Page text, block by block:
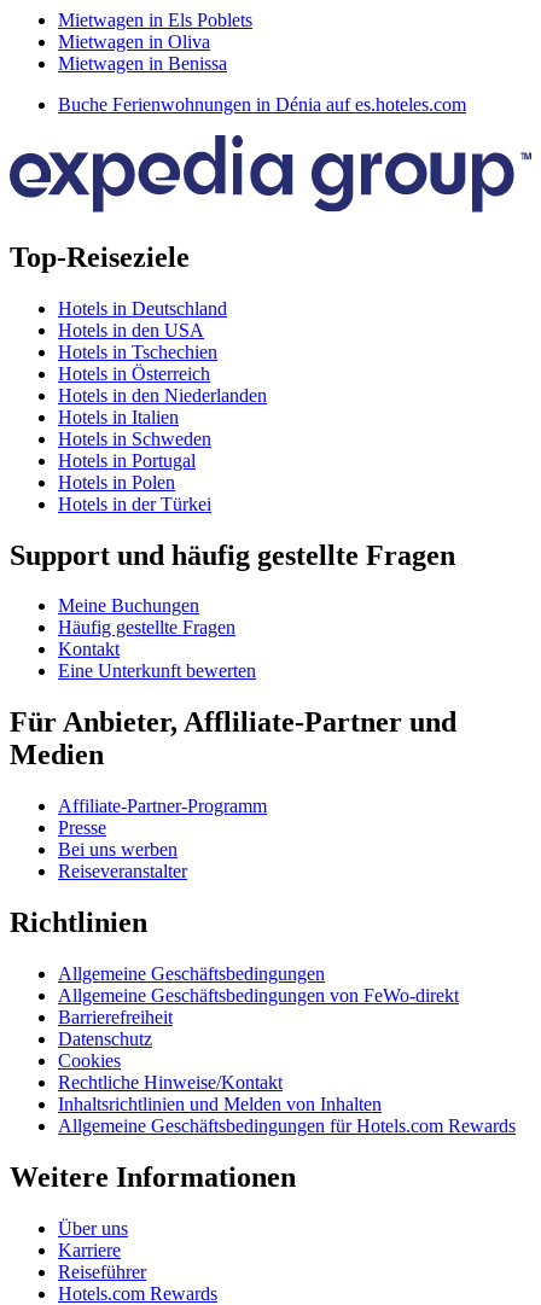
Mietwagen in Els Poblets
Mietwagen in Oliva
Mietwagen in Benissa
Buche Ferienwohnungen in Dénia auf es.hoteles.com
Top-Reiseziele
Hotels in Deutschland
Hotels in den USA
Hotels in Tschechien
Hotels in Österreich
Hotels in den Niederlanden
Hotels in Italien
Hotels in Schweden
Hotels in Portugal
Hotels in Polen
Hotels in der Türkei
Support und häufig gestellte Fragen
Meine Buchungen
Häufig gestellte Fragen
Kontakt
Eine Unterkunft bewerten
Für Anbieter, Affliliate-Partner und
Medien
Affiliate-Partner-Programm
Presse
Bei uns werben
Reiseveranstalter
Richtlinien
Allgemeine Geschäftsbedingungen
Allgemeine Geschäftsbedingungen von FeWo-direkt
Barrierefreiheit
Datenschutz
Cookies
Rechtliche Hinweise/Kontakt
Inhaltsrichtlinien und Melden von Inhalten
Allgemeine Geschäftsbedingungen für Hotels.com Rewards
Weitere Informationen
Über uns
Karriere
Reiseführer
Hotels.com Rewards